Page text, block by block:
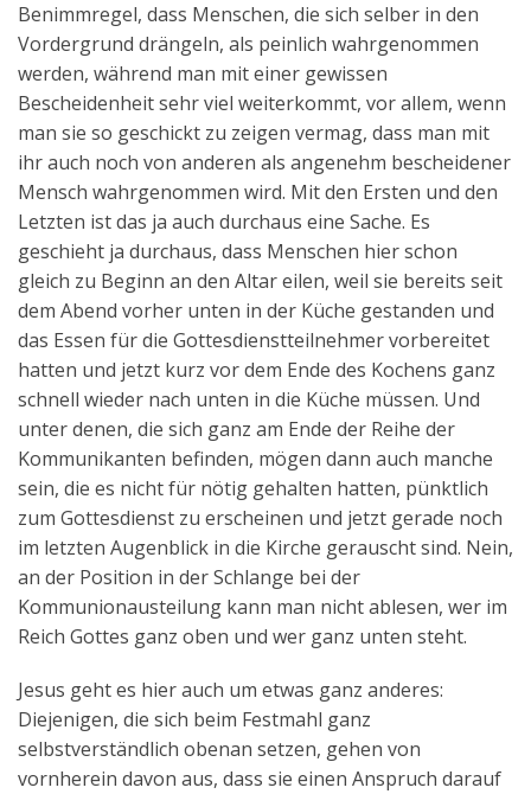
Benimmregel, dass Menschen, die sich selber in den
Vordergrund drängeln, als peinlich wahrgenommen
werden, während man mit einer gewissen
Bescheidenheit sehr viel weiterkommt, vor allem, wenn
man sie so geschickt zu zeigen vermag, dass man mit
ihr auch noch von anderen als angenehm bescheidener
Mensch wahrgenommen wird. Mit den Ersten und den
Letzten ist das ja auch durchaus eine Sache. Es
geschieht ja durchaus, dass Menschen hier schon
gleich zu Beginn an den Altar eilen, weil sie bereits seit
dem Abend vorher unten in der Küche gestanden und
das Essen für die Gottesdienstteilnehmer vorbereitet
hatten und jetzt kurz vor dem Ende des Kochens ganz
schnell wieder nach unten in die Küche müssen. Und
unter denen, die sich ganz am Ende der Reihe der
Kommunikanten befinden, mögen dann auch manche
sein, die es nicht für nötig gehalten hatten, pünktlich
zum Gottesdienst zu erscheinen und jetzt gerade noch
im letzten Augenblick in die Kirche gerauscht sind. Nein,
an der Position in der Schlange bei der
Kommunionausteilung kann man nicht ablesen, wer im
Reich Gottes ganz oben und wer ganz unten steht.
Jesus geht es hier auch um etwas ganz anderes:
Diejenigen, die sich beim Festmahl ganz
selbstverständlich obenan setzen, gehen von
vornherein davon aus, dass sie einen Anspruch darauf